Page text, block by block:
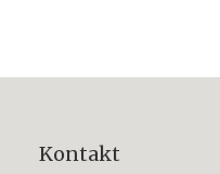
Kontakt